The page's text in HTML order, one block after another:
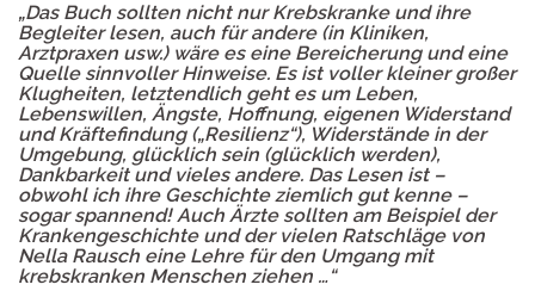
„Das Buch sollten nicht nur Krebskranke und ihre
Begleiter lesen, auch für andere (in Kliniken,
Arztpraxen usw.) wäre es eine Bereicherung und eine
Quelle sinnvoller Hinweise. Es ist voller kleiner großer
Klugheiten, letztendlich geht es um Leben,
Lebenswillen, Ängste, Hoffnung, eigenen Widerstand
und Kräftefindung („Resilienz“), Widerstände in der
Umgebung, glücklich sein (glücklich werden),
Dankbarkeit und vieles andere. Das Lesen ist –
obwohl ich ihre Geschichte ziemlich gut kenne –
sogar spannend! Auch Ärzte sollten am Beispiel der
Krankengeschichte und der vielen Ratschläge von
Nella Rausch eine Lehre für den Umgang mit
krebskranken Menschen ziehen …“